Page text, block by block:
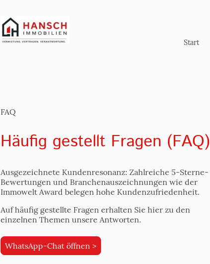
Start
FAQ
Häufig gestellt Fragen (FAQ)
Ausgezeichnete Kundenresonanz: Zahlreiche 5-Sterne-
Bewertungen und Branchenauszeichnungen wie der
Immowelt Award belegen hohe Kundenzufriedenheit.
Auf häufig gestellte Fragen erhalten Sie hier zu den
einzelnen Themen unsere Antworten.
WhatsApp-Chat öffnen >